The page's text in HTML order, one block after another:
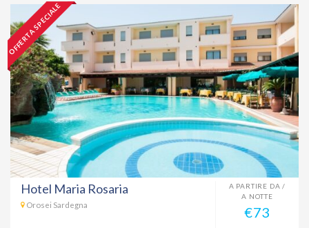
OFFERTA SPECIALE
Hotel Maria Rosaria
Orosei Sardegna
A PARTIRE DA /
A NOTTE
€73